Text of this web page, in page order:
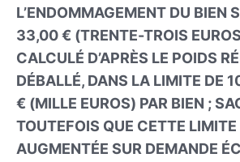
L’ENDOMMAGEMENT DU BIEN
33,00 € (TRENTE-TROIS
CALCULÉ D’APRÈS LE POIDS
DÉBALLÉ, DANS LA LIMITE DE
€ (MILLE EUROS) PAR BIEN ;
TOUTEFOIS QUE CETTE LIMITE
AUGMENTÉE SUR DEMANDE